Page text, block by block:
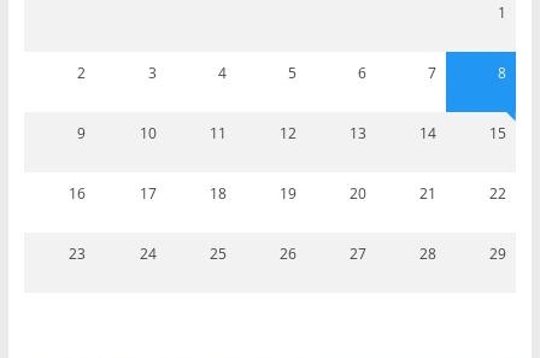
1
2 3 4 5 6 7 8
9 10 11 12 13 14 15
16 17 18 19 20 21 22
23 24 25 26 27 28 29